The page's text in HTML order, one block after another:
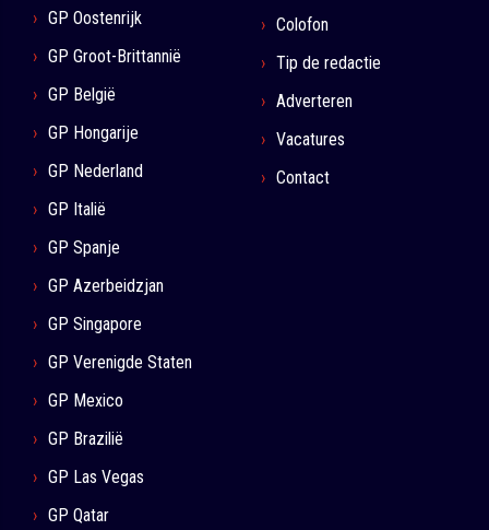
GP Oostenrijk
GP Groot-Brittannië
GP België
GP Hongarije
GP Nederland
GP Italië
GP Spanje
GP Azerbeidzjan
GP Singapore
GP Verenigde Staten
GP Mexico
GP Brazilië
GP Las Vegas
GP Qatar
Colofon
Tip de redactie
Adverteren
Vacatures
Contact